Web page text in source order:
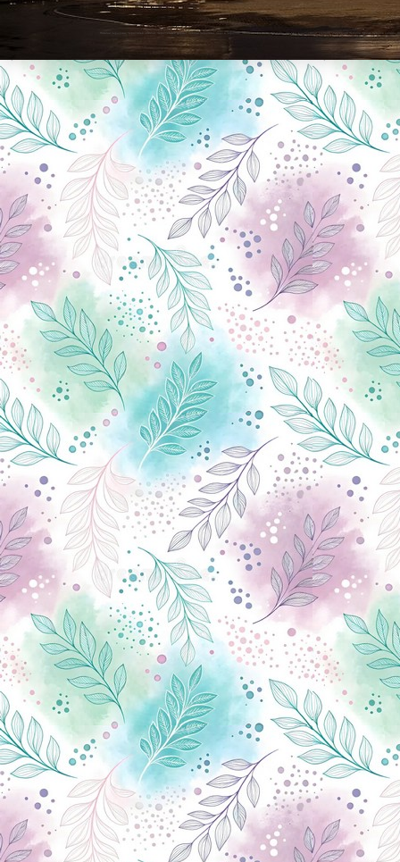
Новини Чернігова, Чернігівські новини, Чернігівський формат, новини Чернігова, події в Чернігові: політика, економіка, аналітика, культура, відеоновини, екологія, спортивний Чернігів, туризм, Чернігів